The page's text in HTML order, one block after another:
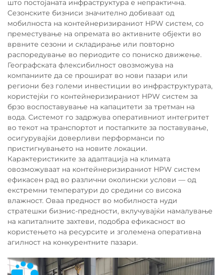
што постојаната инфраструктура е непрактична.
Сезонските бизниси значително добиваат од
мобилноста на контейнеризираниот HPW систем, со
преместување на опремата во активните објекти во
врвните сезони и складирање или повторно
распоредување во периодите со пониско движење.
Географската флексибилност овозможува на
компаниите да се прошират во нови пазари или
региони без големи инвестиции во инфраструктурата,
користејќи го контейнеризираниот HPW систем за
брзо воспоставување на капацитети за третман на
вода. Системот го задржува оперативниот интегритет
во текот на транспортот и постапките за поставување,
осигурувајќи доверливи перформанси по
пристигнувањето на новите локации.
Карактеристиките за адаптација на климата
овозможуваат на контейнеризираниот HPW систем
ефикасен рад во различни околински услови — од
екстремни температури до средини со висока
влажност. Оваа предност во мобилноста нуди
стратешки бизнис-предности, вклучувајќи намалување
на капиталните захтеви, подобра ефикасност во
користењето на ресурсите и зголемена оперативна
агилност на конкурентните пазари.